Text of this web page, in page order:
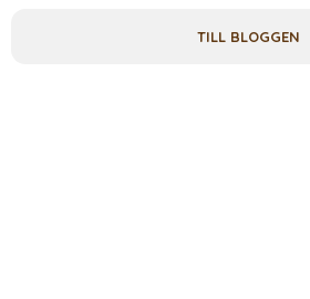
TILL BLOGGEN